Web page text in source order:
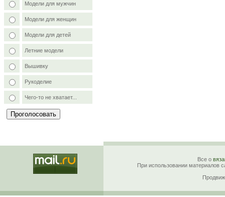
Модели для мужчин
Модели для женщин
Модели для детей
Летние модели
Вышивку
Рукоделие
Чего-то не хватает...
Все о
При использовании материалов